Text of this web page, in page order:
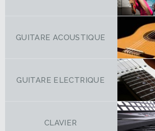
GUITARE ACOUSTIQUE
GUITARE ELECTRIQUE
CLAVIER